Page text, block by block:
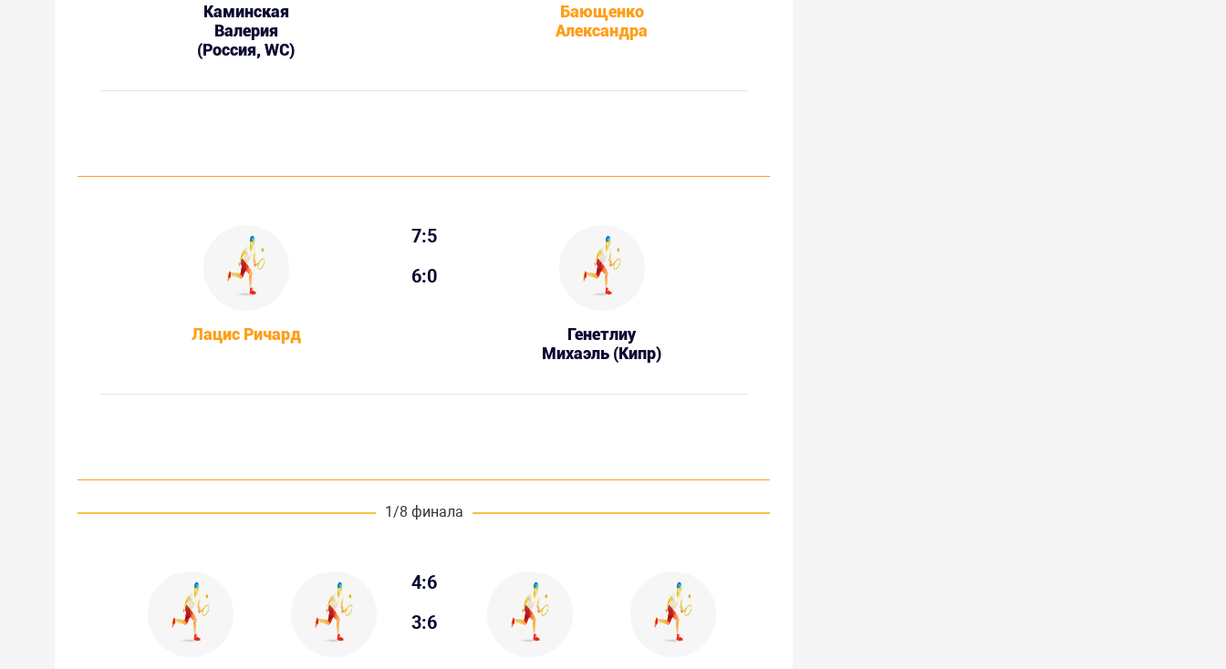
Каминская
Валерия
(Россия, WC)
Бающенко
Александра
Лацис Ричард
7:5
6:0
Генетлиу
Михаэль (Кипр)
1/8 финала
4:6
3:6